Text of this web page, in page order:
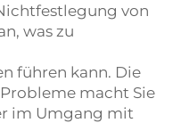
von
was zu
führen kann. Die
macht Sie
im Umgang mit